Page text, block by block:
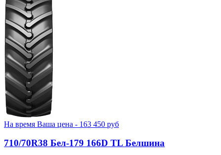
На время Ваша цена - 163 450 руб
710/70R38 Бел-179 166D TL Белшина